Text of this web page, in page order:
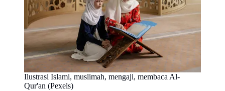
Ilustrasi Islami, muslimah, mengaji, membaca Al-
Qur'an (Pexels)